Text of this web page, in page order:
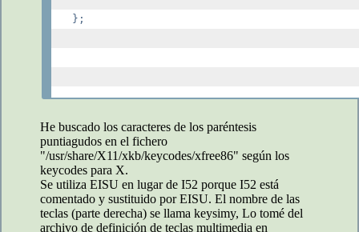
};
He buscado los caracteres de los paréntesis
puntiagudos en el fichero
"/usr/share/X11/xkb/keycodes/xfree86" según los
keycodes para X.
Se utiliza EISU en lugar de I52 porque I52 está
comentado y sustituido por EISU. El nombre de las
teclas (parte derecha) se llama keysimy, Lo tomé del
archivo de definición de teclas multimedia en